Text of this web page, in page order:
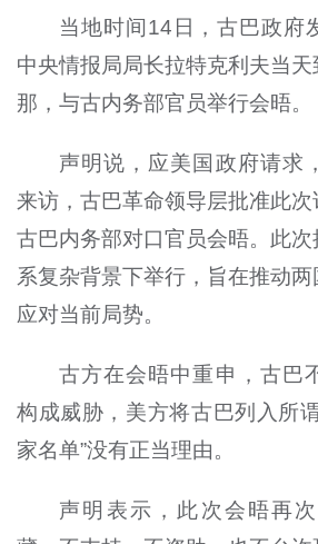
当地时间14日，古巴政府
中央情报局局长拉特克利夫当
那，与古内务部官员举行会晤。
声明说，应美国政府请求
来访，古巴革命领导层批准此
古巴内务部对口官员会晤。此
系复杂背景下举行，旨在推动
应对当前局势。
古方在会晤中重申，古巴
构成威胁，美方将古巴列入所
家名单”没有正当理由。
声明表示，此次会晤再